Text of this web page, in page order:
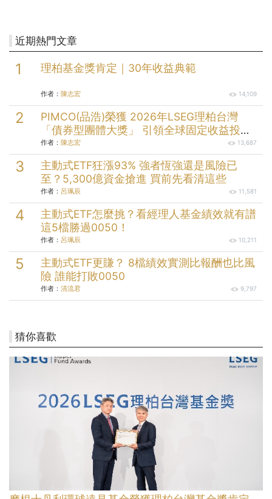
近期熱門文章
理柏基金獎肯定｜30年收益典範
作者： 陳志宏 14,109
PIMCO(品浩)榮獲 2026年LSEG理柏台灣
「債券型團體大獎」 引領全球固定收益投資
逾半世紀的投資實力
作者： 陳志宏 13,687
主動式ETF狂漲93% 強者恆強還是風險已
至？5,300億資金搶進 買前先看清這些
作者： 呂珮辰 11,581
主動式ETF怎麼挑？看經理人基金績效就有譜
這5檔勝過0050！
作者： 呂珮辰 10,211
主動式ETF更賺？ 8檔績效實測比報酬也比風
險 誰能打敗0050
作者： 清流君 9,797
猜你喜歡